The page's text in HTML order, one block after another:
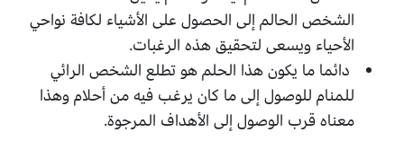
الشخص الحالم إلى الحصول على الأشياء لكافة نواحي
الأحياء ويسعى لتحقيق هذه الرغبات.
دائما ما يكون هذا الحلم هو تطلع الشخص الرائي
للمنام للوصول إلى ما كان يرغب فيه من أحلام وهذا
معناه قرب الوصول إلى الأهداف المرجوة.